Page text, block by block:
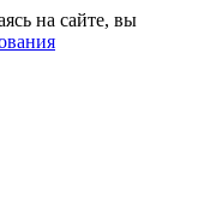
на сайте, вы